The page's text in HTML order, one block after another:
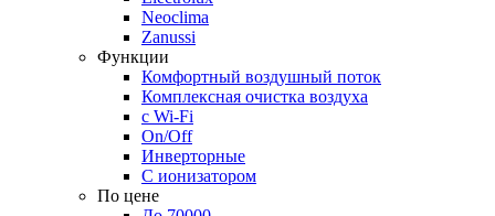
Neoclima
Zanussi
Функции
Комфортный воздушный поток
Комплексная очистка воздуха
с Wi-Fi
On/Off
Инверторные
С ионизатором
По цене